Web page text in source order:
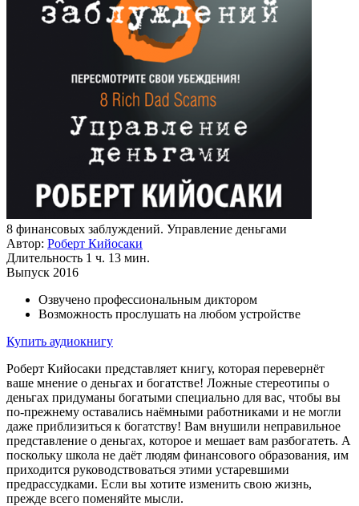
8 финансовых заблуждений. Управление деньгами
Автор: Роберт Кийосаки
Длительность 1 ч. 13 мин.
Выпуск 2016
Озвучено профессиональным диктором
Возможность прослушать на любом устройстве
Купить аудиокнигу
Роберт Кийосаки представляет книгу, которая перевернёт
ваше мнение о деньгах и богатстве! Ложные стереотипы о
деньгах придуманы богатыми специально для вас, чтобы вы
по-прежнему оставались наёмными работниками и не могли
даже приблизиться к богатству! Вам внушили неправильное
представление о деньгах, которое и мешает вам разбогатеть. А
поскольку школа не даёт людям финансового образования, им
приходится руководствоваться этими устаревшими
предрассудками. Если вы хотите изменить свою жизнь,
прежде всего поменяйте мысли.